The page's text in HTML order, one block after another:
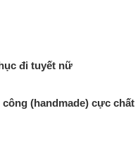
đi tuyết nữ
(handmade) cực chất